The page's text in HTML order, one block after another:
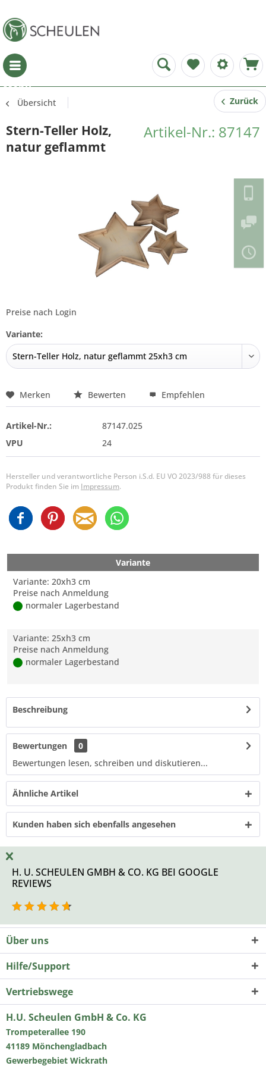
Menü
Übersicht Zurück
Artikel-Nr.: 87147
Stern-Teller Holz,
natur geflammt
Preise nach Login
Variante:
Merken Bewerten Empfehlen
Artikel-Nr.:
87147.025
VPU
24
Hersteller und verantwortliche Person i.S.d. EU VO 2023/988 für dieses
Produkt finden Sie im Impressum.
Variante
Variante: 20xh3 cm
Preise nach Anmeldung
normaler Lagerbestand
Variante: 25xh3 cm
Preise nach Anmeldung
normaler Lagerbestand
Beschreibung
Bewertungen
0
Bewertungen lesen, schreiben und diskutieren...
Ähnliche Artikel
Kunden haben sich ebenfalls angesehen
H. U. SCHEULEN GMBH & CO. KG BEI GOOGLE
REVIEWS
Über uns
Hilfe/Support
Vertriebswege
H.U. Scheulen GmbH & Co. KG
Trompeterallee 190
41189 Mönchengladbach
Gewerbegebiet Wickrath